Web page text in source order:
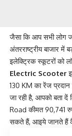
जैसा कि आप सभी लोग
अंतरराष्ट्रीय बाजार में
इलेक्ट्रिक स्कूटरों को
Electric Scooter
130 KM का रेंज प्रदान
जा रही है, आपको बता दें
Road कीमत 90,741
सकते हैं, आइये जानते हैं